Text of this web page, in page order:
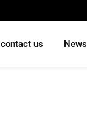
contact us News